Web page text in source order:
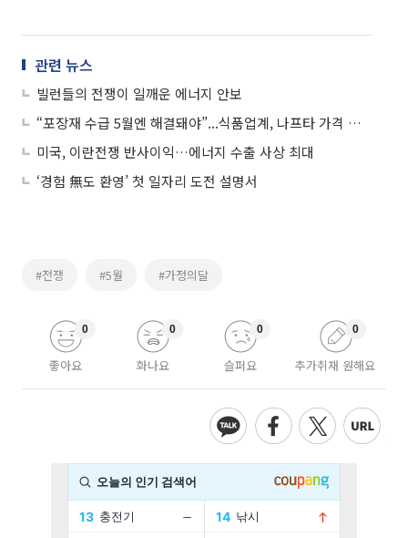
관련 뉴스
빌런들의 전쟁이 일깨운 에너지 안보
“포장재 수급 5월엔 해결돼야”...식품업계, 나프타 가격 폭등에 ‘발동동’
미국, 이란전쟁 반사이익…에너지 수출 사상 최대
‘경험 無도 환영’ 첫 일자리 도전 설명서
#전쟁 #5월 #가정의달
좋아요
0
화나요
0
슬퍼요
0
추가취재 원해요
0